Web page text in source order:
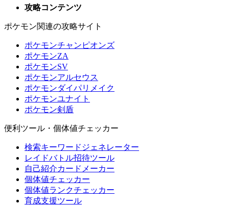
攻略コンテンツ
ポケモン関連の攻略サイト
ポケモンチャンピオンズ
ポケモンZA
ポケモンSV
ポケモンアルセウス
ポケモンダイパリメイク
ポケモンユナイト
ポケモン剣盾
便利ツール・個体値チェッカー
検索キーワードジェネレーター
レイドバトル招待ツール
自己紹介カードメーカー
個体値チェッカー
個体値ランクチェッカー
育成支援ツール